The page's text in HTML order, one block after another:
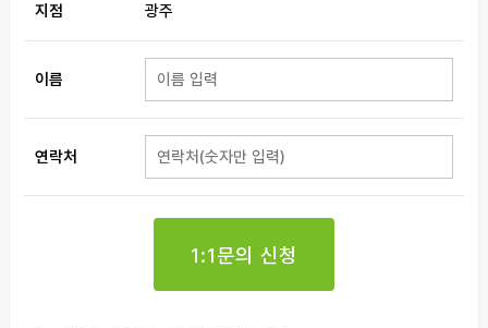
지점 광주
이름
연락처
1:1문의 신청